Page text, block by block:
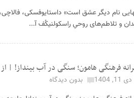
نام دیگر عشق است» داستایوفسکی،
و تلاطم‌های روحیِ راسکولنیکُف آ...
فرهنگی هامون؛ سنگی در آب بینداز! |
دی 11, 1404
بدون دیدگاه